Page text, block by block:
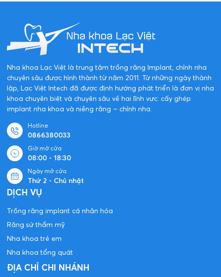
Nha khoa Lạc Việt là trung tâm trồng răng Implant, chỉnh nha
chuyên sâu được hình thành từ năm 2011. Từ những ngày thành
lập, Lạc Việt Intech đã được định hướng phát triển là đơn vị nha
khoa chuyên biệt và chuyên sâu về hai lĩnh vực: cấy ghép
implant nha khoa và niềng răng – chỉnh nha.
Hotline
0866380033
Giờ mở cửa
08:00 - 18:30
Ngày mở cửa
Thứ 2 - Chủ nhật
DỊCH VỤ
Trồng răng implant cá nhân hóa
Răng sứ thẩm mỹ
Nha khoa trẻ em
Nha khoa tổng quát
ĐỊA CHỈ CHI NHÁNH